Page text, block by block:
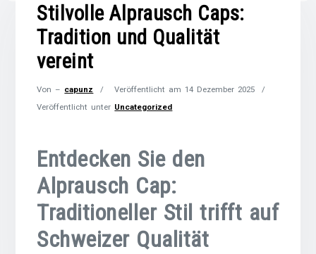
Stilvolle Alprausch Caps:
Tradition und Qualität
vereint
Von – capunz Veröffentlicht am14 Dezember 2025
Veröffentlicht unter Uncategorized
Entdecken Sie den
Alprausch Cap:
Traditioneller Stil trifft auf
Schweizer Qualität